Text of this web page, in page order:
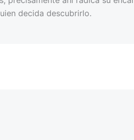
decida descubrirlo.